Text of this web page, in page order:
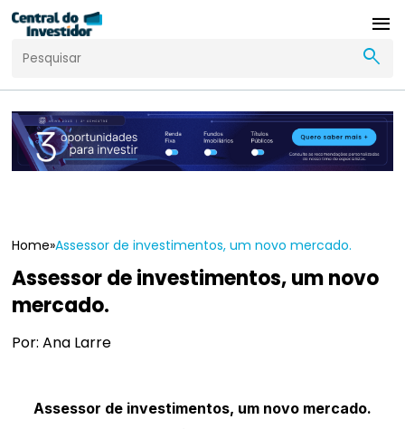
menu
search
Home»Assessor de investimentos, um novo mercado.
Assessor de investimentos, um novo
mercado.
Por: Ana Larre
Assessor de investimentos, um novo mercado.